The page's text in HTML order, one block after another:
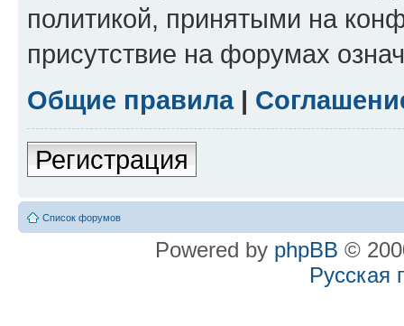
политикой, принятыми на
присутствие на форумах
Общие правила|
Регистрация
Список форумов
Powered by phpBB ©
Русская